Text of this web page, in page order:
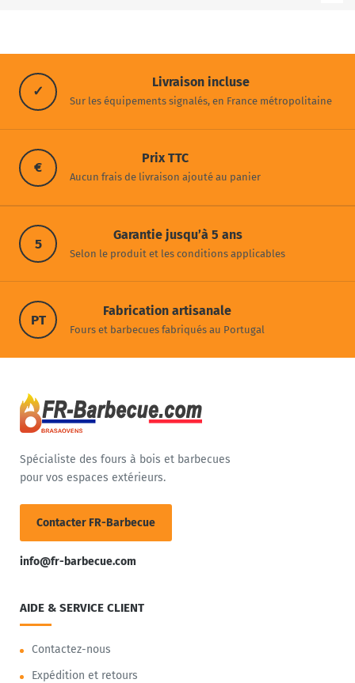
✓
Livraison incluse
Sur les équipements signalés, en France métropolitaine
€
Prix TTC
Aucun frais de livraison ajouté au panier
5
Garantie jusqu’à 5 ans
Selon le produit et les conditions applicables
PT
Fabrication artisanale
Fours et barbecues fabriqués au Portugal
Spécialiste des fours à bois et barbecues
pour vos espaces extérieurs.
Contacter FR-Barbecue
info@fr-barbecue.com
AIDE & SERVICE CLIENT
Contactez-nous
Expédition et retours